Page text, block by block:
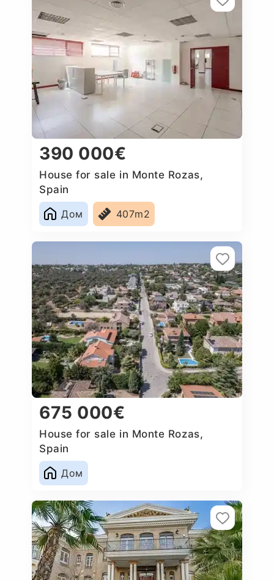
390 000€
House for sale in Monte Rozas,
Spain
Дом
407m2
675 000€
House for sale in Monte Rozas,
Spain
Дом